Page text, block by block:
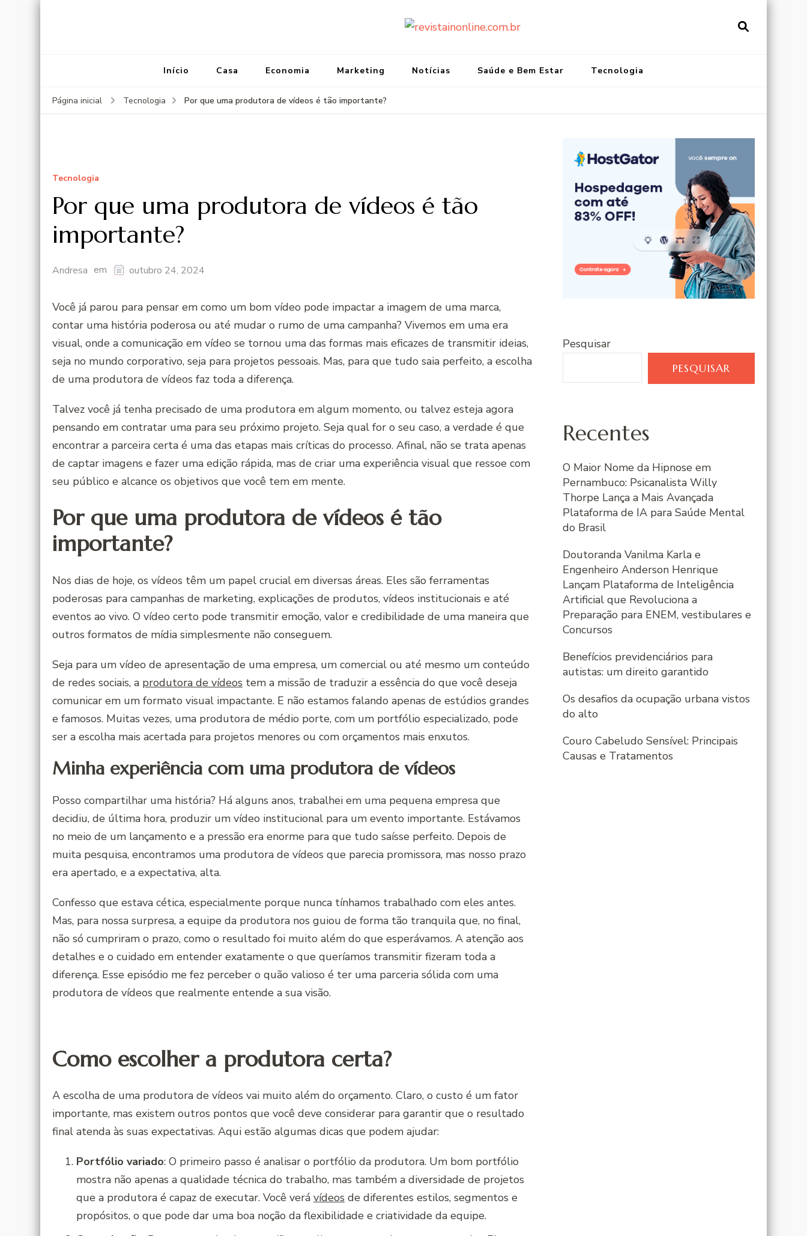
Início Casa Economia Marketing Notícias Saúde e Bem Estar Tecnologia
Página inicial Tecnologia Por que uma produtora de vídeos é tão importante?
Tecnologia
Por que uma produtora de vídeos é tão
importante?
Andresa em outubro 24, 2024
Você já parou para pensar em como um bom vídeo pode impactar a imagem de uma marca,
contar uma história poderosa ou até mudar o rumo de uma campanha? Vivemos em uma era
visual, onde a comunicação em vídeo se tornou uma das formas mais eficazes de transmitir ideias,
seja no mundo corporativo, seja para projetos pessoais. Mas, para que tudo saia perfeito, a escolha
de uma produtora de vídeos faz toda a diferença.
Talvez você já tenha precisado de uma produtora em algum momento, ou talvez esteja agora
pensando em contratar uma para seu próximo projeto. Seja qual for o seu caso, a verdade é que
encontrar a parceira certa é uma das etapas mais críticas do processo. Afinal, não se trata apenas
de captar imagens e fazer uma edição rápida, mas de criar uma experiência visual que ressoe com
seu público e alcance os objetivos que você tem em mente.
Por que uma produtora de vídeos é tão
importante?
Nos dias de hoje, os vídeos têm um papel crucial em diversas áreas. Eles são ferramentas
poderosas para campanhas de marketing, explicações de produtos, vídeos institucionais e até
eventos ao vivo. O vídeo certo pode transmitir emoção, valor e credibilidade de uma maneira que
outros formatos de mídia simplesmente não conseguem.
Seja para um vídeo de apresentação de uma empresa, um comercial ou até mesmo um conteúdo
de redes sociais, a produtora de vídeos tem a missão de traduzir a essência do que você deseja
comunicar em um formato visual impactante. E não estamos falando apenas de estúdios grandes
e famosos. Muitas vezes, uma produtora de médio porte, com um portfólio especializado, pode
ser a escolha mais acertada para projetos menores ou com orçamentos mais enxutos.
Minha experiência com uma produtora de vídeos
Posso compartilhar uma história? Há alguns anos, trabalhei em uma pequena empresa que
decidiu, de última hora, produzir um vídeo institucional para um evento importante. Estávamos
no meio de um lançamento e a pressão era enorme para que tudo saísse perfeito. Depois de
muita pesquisa, encontramos uma produtora de vídeos que parecia promissora, mas nosso prazo
era apertado, e a expectativa, alta.
Confesso que estava cética, especialmente porque nunca tínhamos trabalhado com eles antes.
Mas, para nossa surpresa, a equipe da produtora nos guiou de forma tão tranquila que, no final,
não só cumpriram o prazo, como o resultado foi muito além do que esperávamos. A atenção aos
detalhes e o cuidado em entender exatamente o que queríamos transmitir fizeram toda a
diferença. Esse episódio me fez perceber o quão valioso é ter uma parceria sólida com uma
produtora de vídeos que realmente entende a sua visão.
Como escolher a produtora certa?
A escolha de uma produtora de vídeos vai muito além do orçamento. Claro, o custo é um fator
importante, mas existem outros pontos que você deve considerar para garantir que o resultado
final atenda às suas expectativas. Aqui estão algumas dicas que podem ajudar:
Portfólio variado: O primeiro passo é analisar o portfólio da produtora. Um bom portfólio
mostra não apenas a qualidade técnica do trabalho, mas também a diversidade de projetos
que a produtora é capaz de executar. Você verá vídeos de diferentes estilos, segmentos e
propósitos, o que pode dar uma boa noção da flexibilidade e criatividade da equipe.
Pesquisar
PESQUISAR
Recentes
O Maior Nome da Hipnose em
Pernambuco: Psicanalista Willy
Thorpe Lança a Mais Avançada
Plataforma de IA para Saúde Mental
do Brasil
Doutoranda Vanilma Karla e
Engenheiro Anderson Henrique
Lançam Plataforma de Inteligência
Artificial que Revoluciona a
Preparação para ENEM, vestibulares e
Concursos
Benefícios previdenciários para
autistas: um direito garantido
Os desafios da ocupação urbana vistos
do alto
Couro Cabeludo Sensível: Principais
Causas e Tratamentos